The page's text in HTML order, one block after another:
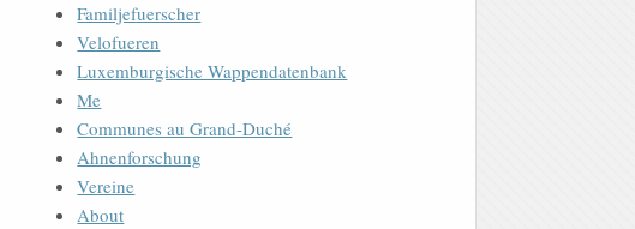
Familjefuerscher
Velofueren
Luxemburgische Wappendatenbank
Me
Communes au Grand-Duché
Ahnenforschung
Vereine
About